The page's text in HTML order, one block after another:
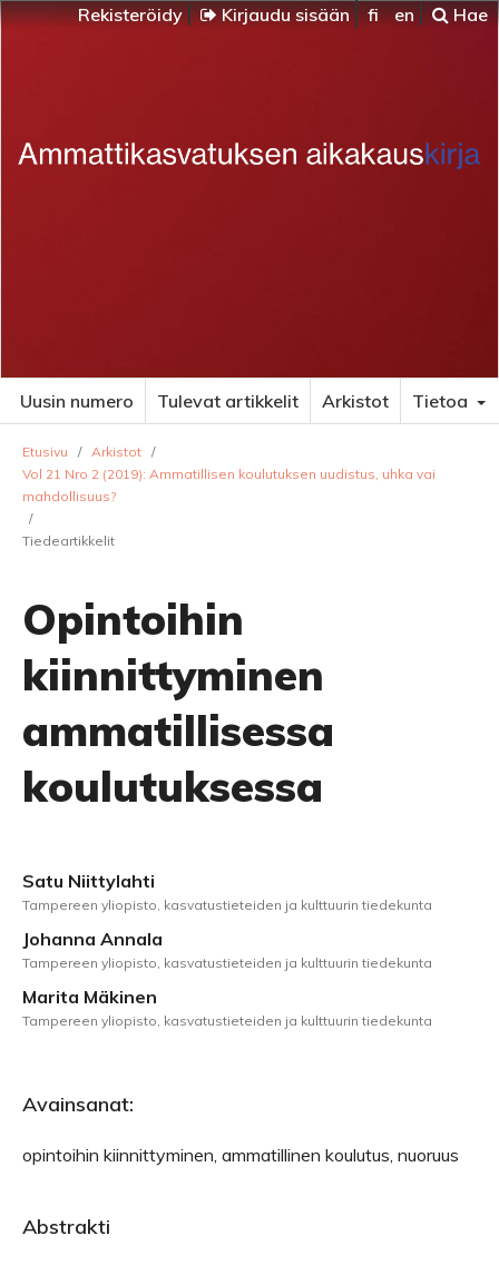
Rekisteröidy Kirjaudu sisään fi en Hae
Uusin numero Tulevat artikkelit Arkistot Tietoa
Etusivu / Arkistot /
Vol 21 Nro 2 (2019): Ammatillisen koulutuksen uudistus, uhka vai
mahdollisuus?
/
Tiedeartikkelit
Opintoihin
kiinnittyminen
ammatillisessa
koulutuksessa
Satu Niittylahti
Tampereen yliopisto, kasvatustieteiden ja kulttuurin tiedekunta
Johanna Annala
Tampereen yliopisto, kasvatustieteiden ja kulttuurin tiedekunta
Marita Mäkinen
Tampereen yliopisto, kasvatustieteiden ja kulttuurin tiedekunta
Avainsanat:
opintoihin kiinnittyminen, ammatillinen koulutus, nuoruus
Abstrakti